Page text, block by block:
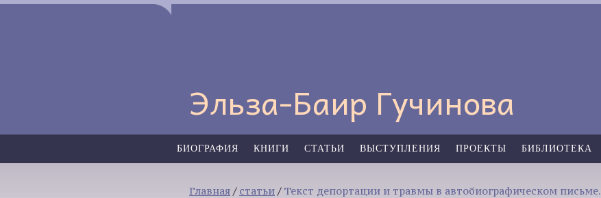
Эльза-Баир Гучинова
БИОГРАФИЯ КНИГИ СТАТЬИ ВЫСТУПЛЕНИЯ ПРОЕКТЫ БИБЛИОТЕКА
Главная / статьи / Текст депортации и травмы в автобиографическом письме.